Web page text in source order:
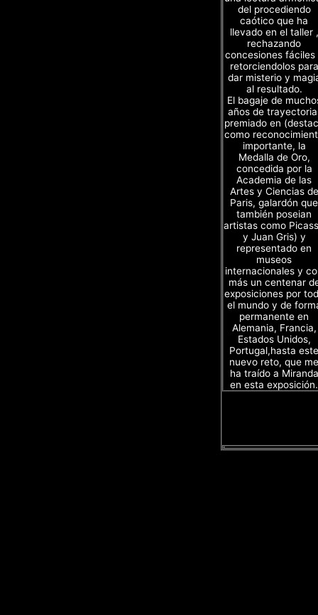
del procediendo
caótico que ha
llevado en el taller ,
rechazando
concesiones fáciles
retorciendolos para
dar misterio y
al resultado.
El bagaje de
años de
premiado en
como
importante, la
Medalla de Oro,
concedida por la
Academia de las
Artes y Ciencias de
Paris, galardón que
también poseian
artistas como
y Juan Gris) y
representado en
museos
internacionales y
más un centenar
exposiciones por
el mundo y de
permanente en
Alemania, Francia,
Estados Unidos,
Portugal,hasta este
nuevo reto, que me
ha traído a Miranda
en esta exposición.